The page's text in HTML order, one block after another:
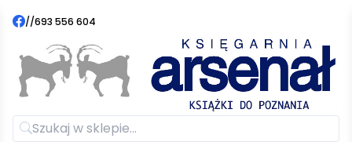
//693 556 604